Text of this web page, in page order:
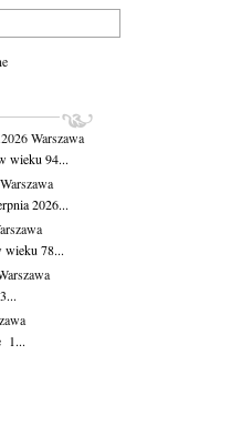
Warszawa
wieku 94...
Warszawa
2026...
wieku 78...
1...